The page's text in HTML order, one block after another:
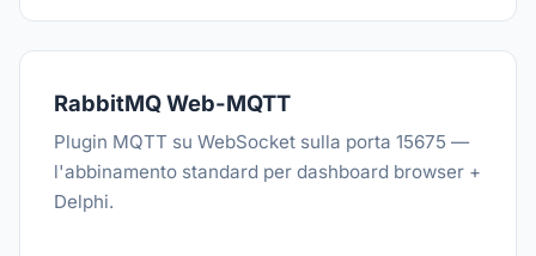
RabbitMQ Web-MQTT
Plugin MQTT su WebSocket sulla porta 15675 —
l'abbinamento standard per dashboard browser +
Delphi.